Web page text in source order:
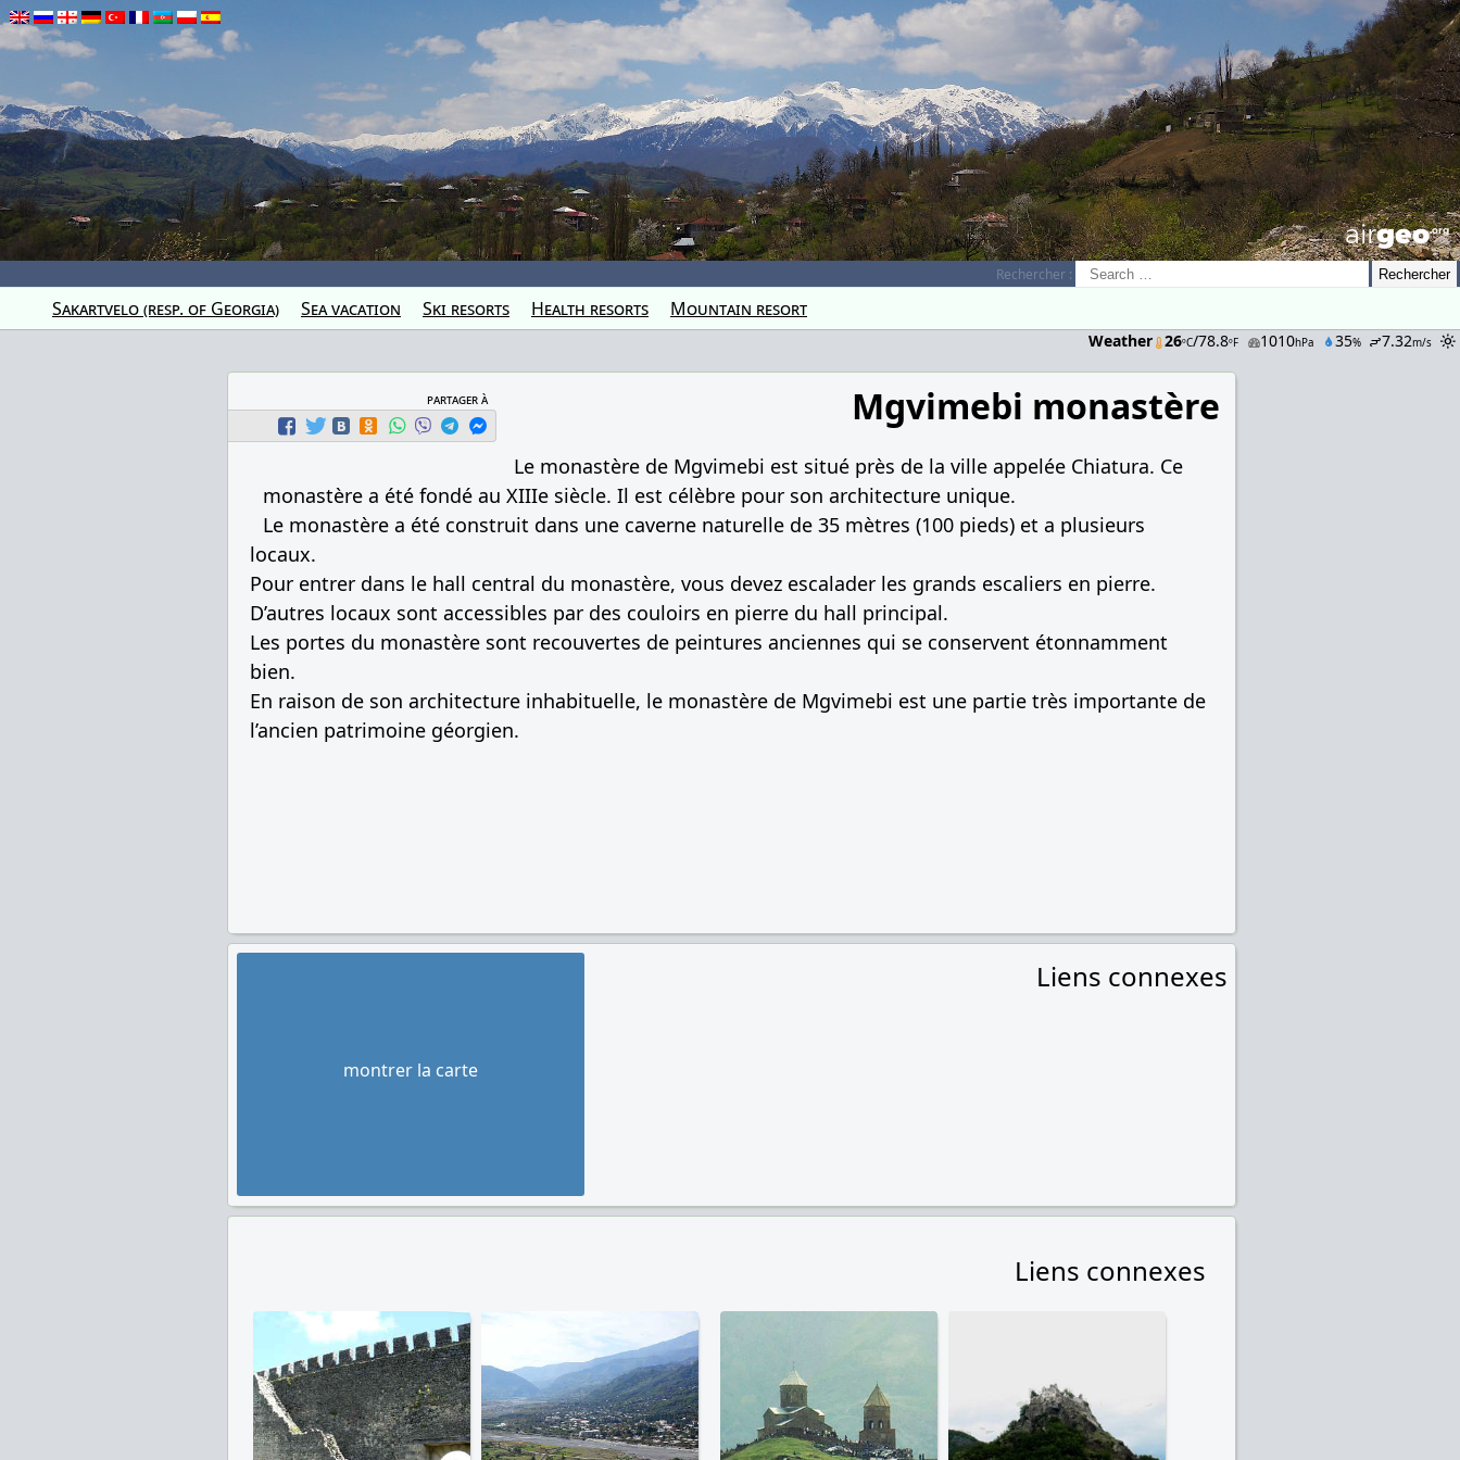
airGEO.oRg
Rechercher :
Sakartvelo (resp. of Georgia) Sea vacation Ski resorts Health resorts Mountain resort
Weather 26ºC/78.8ºF 1010hPa 35% 7.32m/s
partager à Mgvimebi monastère
Le monastère de Mgvimebi est situé près de la ville appelée Chiatura. Ce
monastère a été fondé au XIIIe siècle. Il est célèbre pour son architecture unique.
Le monastère a été construit dans une caverne naturelle de 35 mètres (100 pieds) et a plusieurs
locaux.
Pour entrer dans le hall central du monastère, vous devez escalader les grands escaliers en pierre.
D’autres locaux sont accessibles par des couloirs en pierre du hall principal.
Les portes du monastère sont recouvertes de peintures anciennes qui se conservent étonnamment
bien.
En raison de son architecture inhabituelle, le monastère de Mgvimebi est une partie très importante de
l’ancien patrimoine géorgien.
Liens connexes
montrer la carte
Liens connexes